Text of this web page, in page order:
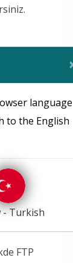
FTP
language
to the English
- Turkish